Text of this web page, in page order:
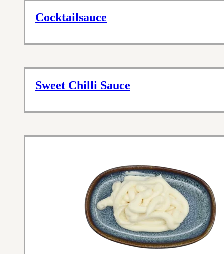
Cocktailsauce
Sweet Chilli Sauce